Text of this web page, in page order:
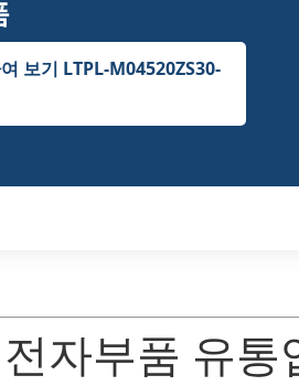
보기 LTPL-M04520ZS30-
자부품 유